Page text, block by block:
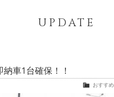
UPDATE
車1台確保！！
おすすめ